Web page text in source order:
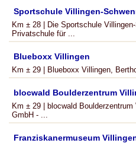
Sportschule Villingen-
Km ± 28 | Die Sportschule
Privatschule für ...
Blueboxx Villingen
Km ± 29 | Blueboxx Villingen,
blocwald Boulderzentrum
Km ± 29 | blocwald
GmbH - ...
Franziskanermuseum